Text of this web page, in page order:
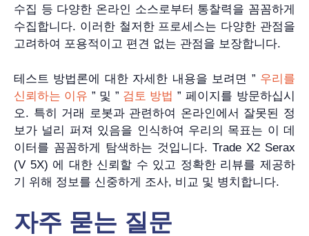
수집 등 다양한 온라인 소스로부터 통찰력을 꼼꼼하게
수집합니다. 이러한 철저한 프로세스는 다양한 관점을
고려하여 포용적이고 편견 없는 관점을 보장합니다.
테스트 방법론에 대한 자세한 내용을 보려면 ” 우리를
신뢰하는 이유 ” 및 ” 검토 방법 ” 페이지를 방문하십시
오. 특히 거래 로봇과 관련하여 온라인에서 잘못된 정
보가 널리 퍼져 있음을 인식하여 우리의 목표는 이 데
이터를 꼼꼼하게 탐색하는 것입니다. Trade X2 Serax
(V 5X) 에 대한 신뢰할 수 있고 정확한 리뷰를 제공하
기 위해 정보를 신중하게 조사, 비교 및 ​​병치합니다.
자주 묻는 질문